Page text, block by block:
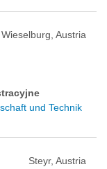
Wieselburg, Austria
und Technik
Steyr, Austria